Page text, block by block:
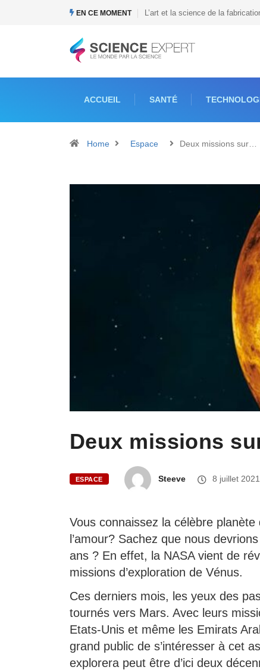
EN CE MOMENT
et la science de la fabrication d’un miroir Quel est le prix du Tesla
ACCUEIL SANTÉ
Home Espace Deux missions sur…
Deux missions
ESPACE Steeve 8 juillet 2021
Vous connaissez la célèbre
l’amour? Sachez que nous
ans ? En effet, la NASA vient de
missions d’exploration de Vénus.
Ces derniers mois, les yeux des
tournés vers Mars. Avec leurs
Etats-Unis et même les Emirats
grand public de s’intéresser à cet
explorera peut être d’ici deux